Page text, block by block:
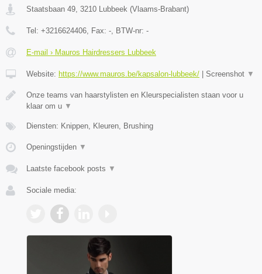
Staatsbaan 49 3210 Lubbeek (Vlaams-Brabant)
Tel: +3216624406 , Fax: - , BTW-nr: -
E-mail › Mauros Hairdressers Lubbeek
Website: https://www.mauros.be/kapsalon-lubbeek/ Screenshot ▼
Onze teams van haarstylisten en Kleurspecialisten staan voor u
klaar om u ▼
Diensten: Knippen, Kleuren, Brushing
Openingstijden ▼
Laatste facebook posts ▼
Sociale media: